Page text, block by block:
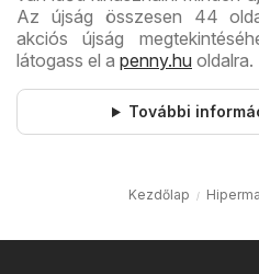
Az újság összesen 44
akciós újság
látogass el a penny.hu oldalra.
További
Kezdőlap